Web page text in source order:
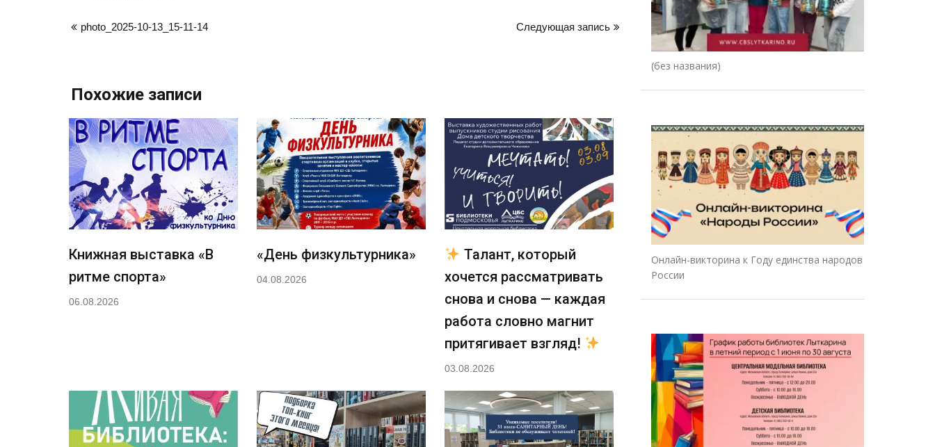
photo_2025-10-13_15-11-14 Следующая запись
Похожие записи
Книжная выставка «В
ритме спорта»
06.08.2026
«День физкультурника»
04.08.2026
Талант, который
хочется рассматривать
снова и снова — каждая
работа словно магнит
притягивает взгляд!
03.08.2026
(без названия)
Онлайн-викторина к Году единства народов
России